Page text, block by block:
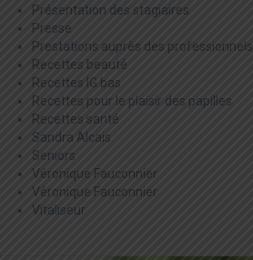
Présentation des stagiaires
Presse
Prestations auprès des professionnels
Recettes beauté
Recettes IG bas
Recettes pour le plaisir des papilles
Recettes santé
Sandra Alcais
Seniors
Véronique Fauconnier
Véronique Fauconnier
Vitaliseur